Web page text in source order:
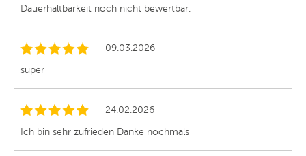
Dauerhaltbarkeit noch nicht bewertbar.
09.03.2026
super
24.02.2026
Ich bin sehr zufrieden Danke nochmals